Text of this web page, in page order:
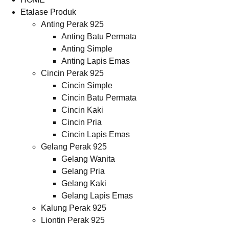
Etalase Produk
Anting Perak 925
Anting Batu Permata
Anting Simple
Anting Lapis Emas
Cincin Perak 925
Cincin Simple
Cincin Batu Permata
Cincin Kaki
Cincin Pria
Cincin Lapis Emas
Gelang Perak 925
Gelang Wanita
Gelang Pria
Gelang Kaki
Gelang Lapis Emas
Kalung Perak 925
Liontin Perak 925